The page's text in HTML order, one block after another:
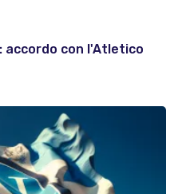
accordo con l'Atletico